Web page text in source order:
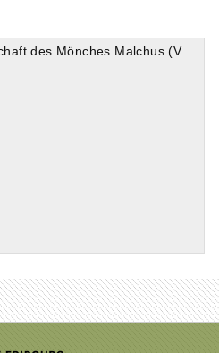
Mönches Malchus (Vita Malchi)